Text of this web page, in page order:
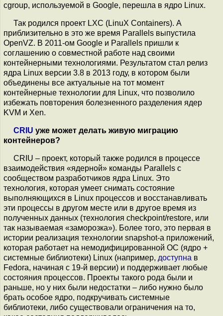
cgroup, используемой в Google, перешла в ядро Linux.
Так родился проект LXC (LinuX Containers). А
приблизительно в это же время Parallels выпустила
OpenVZ. В 2011-ом Google и Parallels пришли к
соглашению о совместной работе над своими
контейнерными технологиями. Результатом стал релиз
ядра Linux версии 3.8 в 2013 году, в котором были
объединены все актуальные на тот момент
контейнерные технологии для Linux, что позволило
избежать повторения болезненного разделения ядер
KVM и Xen.
CRIU уже может делать живую миграцию
контейнеров?
CRIU – проект, который также родился в процессе
взаимодействия «ядерной» команды Parallels с
сообществом разработчиков ядра Linux. Это
технология, которая умеет снимать состояние
выполняющихся в Linux процессов и восстанавливать
эти процессы в другом месте или в другое время из
полученных данных (технология checkpoint/restore, или
так называемая «заморозка»). Более того, это первая в
истории реализация технологии snapshot-а приложений,
которая работает на немодифицированной ОС (ядро +
системные библиотеки) Linux (например, доступна в
Fedora, начиная с 19-й версии) и поддерживает любые
состояния процессов. Проекты такого рода были и
раньше, но у них были недостатки – либо нужно было
брать особое ядро, подкручивать системные
библиотеки, либо существовали ограничения на то,